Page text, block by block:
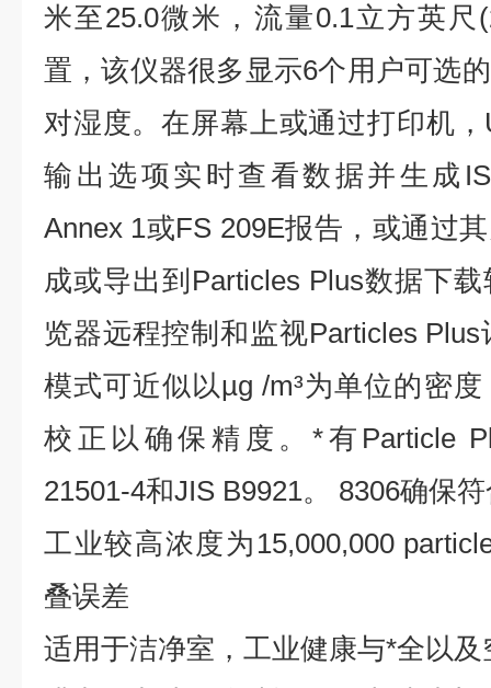
米至25.0微米，流量0.1立方英
置，该仪器很多显示6个用户可选
对湿度。在屏幕上或通过打印机
输出选项实时查看数据并生成
Annex 1或FS 209E报告，或通过
成或导出到Particles Plus数据下
览器远程控制和监视Particles
模式可近似以µg /m³为单位的密
校正以确保精度。*有Particle
21501-4和JIS B9921。 8306确保
工业较高浓度为15,000,000
叠误差
适用于洁净室，工业健康与*全以